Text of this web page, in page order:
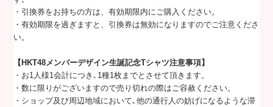
・引換券をお持ちの方は、有効期限内にご購入ください。
・有効期限を過ぎますと、引換券は無効になりますのでご注意くださ
い。
【HKT48メンバーデザイン生誕記念Tシャツ注意事項】
・お1人様1会計につき､1種1枚までとさせて頂きます。
・数に限りがございますので売り切れの際はご容赦ください。
・ショップ及び周辺地域において､他の通行人の妨げになるような滞